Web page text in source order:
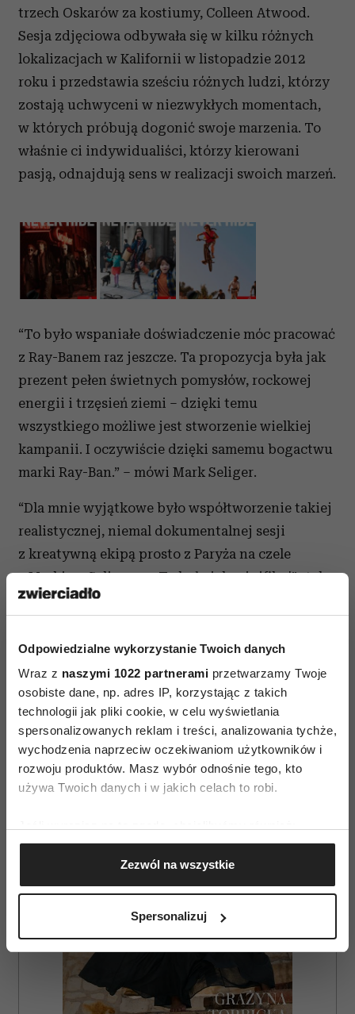
Odpowiedzialne wykorzystanie Twoich danych
Wraz z naszymi 1022 partnerami przetwarzamy Twoje
osobiste dane, np. adres IP, korzystając z takich
technologii jak pliki cookie, w celu wyświetlania
spersonalizowanych reklam i treści, analizowania tychże,
wychodzenia naprzeciw oczekiwaniom użytkowników i
rozwoju produktów. Masz wybór odnośnie tego, kto
używa Twoich danych i w jakich celach to robi.
Gromadzić dane dotyczące Twojej lokalizacji
geograficznej z dokładnością nawet do kilku metrów
Identyfikować Twoje urządzenie, aktywnie
(fingerprinting, czyli wirtualny odcisk palca)
dane są przetwarzane oraz ustaw własne preferencje w
sekcji szczegółów . W Deklaracji plików cookie możesz
zmienić lub wycofać swoją zgodę w dowolnej chwili.
Zezwól na wszystkie
Spersonalizuj
trzech Oskarów za kostiumy, Colleen Atwood.
Sesja zdjęciowa odbywała się w kilku różnych
lokalizacjach w Kalifornii w listopadzie 2012
roku i przedstawia sześciu różnych ludzi, którzy
zostają uchwyceni w niezwykłych momentach,
w których próbują dogonić swoje marzenia. To
właśnie ci indywidualiści, którzy kierowani
pasją, odnajdują sens w realizacji swoich marzeń.
“To było wspaniałe doświadczenie móc pracować
z Ray-Banem raz jeszcze. Ta propozycja była jak
prezent pełen świetnych pomysłów, rockowej
energii i trzęsień ziemi – dzięki temu
wszystkiego możliwe jest stworzenie wielkiej
kampanii. I oczywiście dzięki samemu bogactwu
marki Ray-Ban.” – mówi Mark Seliger.
“Dla mnie wyjątkowe było współtworzenie takiej
realistycznej, niemal dokumentalnej sesji
z kreatywną ekipą prosto z Paryża na czele
z Markiem Seligerem. To było jak minifilm!”- tak
podsumowała całą sesję stylistka Colleen Atwood.
AUTOPROMOCJA